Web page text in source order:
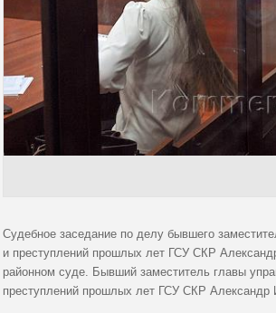
Судебное заседание по делу бывшего
и преступлений прошлых лет ГСУ СКР
районном суде. Бывший заместитель главы
преступлений прошлых лет ГСУ СКР Александр